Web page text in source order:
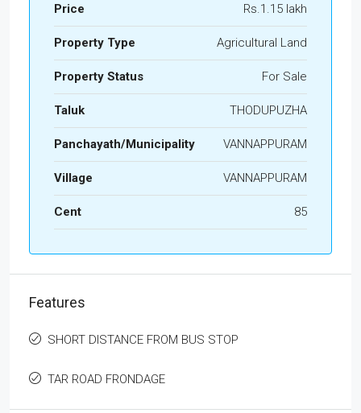
Price Rs.1.15 lakh
Property Type Agricultural Land
Property Status For Sale
Taluk THODUPUZHA
Panchayath/Municipality VANNAPPURAM
Village VANNAPPURAM
Cent 85
Features
SHORT DISTANCE FROM BUS STOP
TAR ROAD FRONDAGE